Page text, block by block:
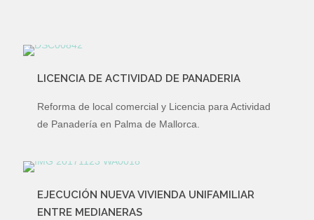
LICENCIA DE ACTIVIDAD DE PANADERIA
Reforma de local comercial y Licencia para Actividad
de Panadería en Palma de Mallorca.
EJECUCIÓN NUEVA VIVIENDA UNIFAMILIAR
ENTRE MEDIANERAS